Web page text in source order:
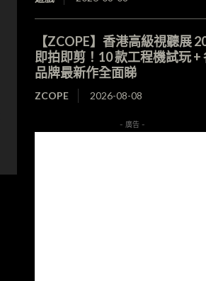
【ZCOPE】香港高級視聽展
即拍即剪！10 款工程機試玩 +
品牌最新作全面睇
ZCOPE 2026-08-08
- 廣告 -